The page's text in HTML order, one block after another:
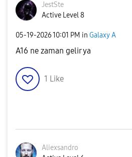
JestSte
Active Level 8
‎05-19-202610:01 PM in Galaxy A
A16 ne zaman gelir ya
1 Like
Aliexsandro